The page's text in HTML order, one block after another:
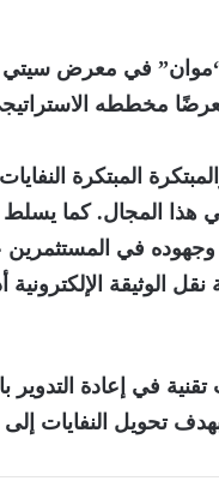
في معرض سيتي
مخططه
المبتكرة
هذا المجال. كما
وجهوده في
الوثيقة الإلكترونية
في إعادة التدوير
تحويل النفايات